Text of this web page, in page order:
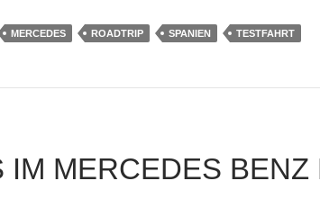
MERCEDES ROADTRIP SPANIEN TESTFAHRT
IM MERCEDES BENZ